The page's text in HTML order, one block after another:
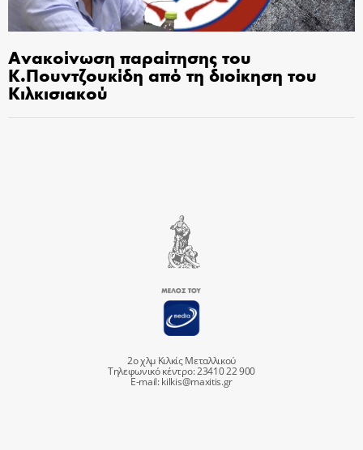
Ανακοίνωση παραίτησης του
Κ.Πουντζουκίδη από τη διοίκηση του
Κιλκισιακού
2ο χλμ Κιλκίς Μεταλλικού
Τηλεφωνικό κέντρο: 23410 22 900
E-mail:kilkis@maxitis.gr